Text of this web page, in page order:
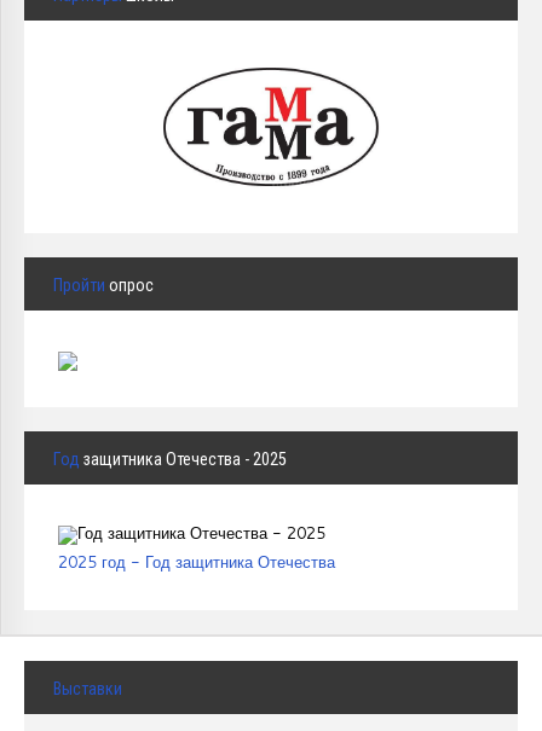
Пройти опрос
Год защитника Отечества - 2025
2025 год - Год защитника Отечества
Выставки